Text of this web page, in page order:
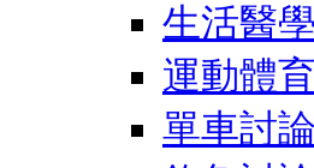
生活醫學
運動體育
單車討論